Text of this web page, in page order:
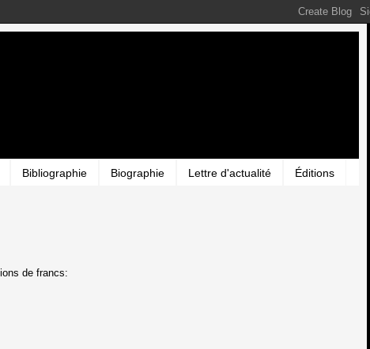
Bibliographie Biographie Lettre d'actualité Éditions
de francs: